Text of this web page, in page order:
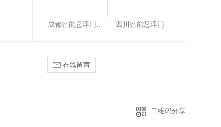
四川智能悬浮门
在线留言
二维码分享